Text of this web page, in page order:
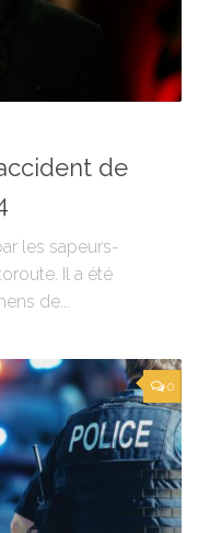
de
les sapeurs-
Il a été
de...
0